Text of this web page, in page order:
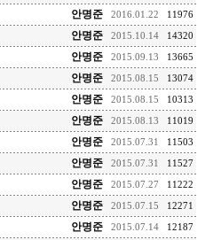
안명준 2016.01.22 11976
안명준 2015.10.14 14320
안명준 2015.09.13 13665
안명준 2015.08.15 13074
안명준 2015.08.15 10313
안명준 2015.08.13 11019
안명준 2015.07.31 11503
안명준 2015.07.31 11527
안명준 2015.07.27 11222
안명준 2015.07.15 12271
안명준 2015.07.14 12187